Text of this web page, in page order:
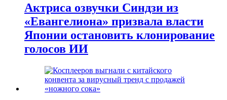
Актриса озвучки Синдзи из
«Евангелиона» призвала власти
Японии остановить клонирование
голосов ИИ